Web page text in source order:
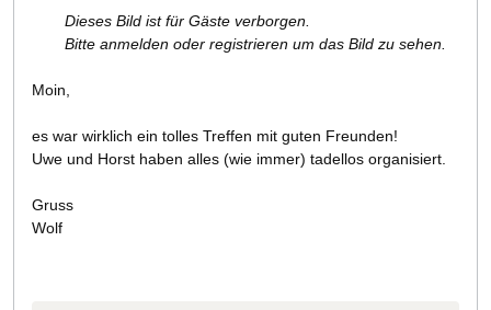
Dieses Bild ist für Gäste verborgen.
Bitte anmelden oder registrieren um das Bild zu sehen.
Moin,
es war wirklich ein tolles Treffen mit guten Freunden!
Uwe und Horst haben alles (wie immer) tadellos organisiert.
Gruss
Wolf